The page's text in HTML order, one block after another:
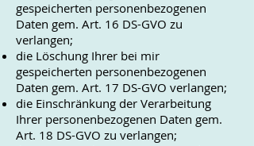
gespeicherten personenbezogenen
Daten gem. Art. 16 DS-GVO zu
verlangen;
die Löschung Ihrer bei mir
gespeicherten personenbezogenen
Daten gem. Art. 17 DS-GVO verlangen;
die Einschränkung der Verarbeitung
Ihrer personenbezogenen Daten gem.
Art. 18 DS-GVO zu verlangen;